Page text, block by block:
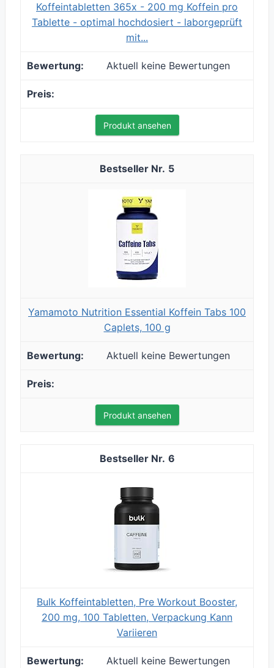
Koffeintabletten 365x - 200 mg Koffein pro
Tablette - optimal hochdosiert - laborgeprüft
mit...
Aktuell keine Bewertungen
Produkt ansehen
5
Yamamoto Nutrition Essential Koffein Tabs 100
Caplets, 100 g
Aktuell keine Bewertungen
Produkt ansehen
6
Bulk Koffeintabletten, Pre Workout Booster,
200 mg, 100 Tabletten, Verpackung Kann
Variieren
Aktuell keine Bewertungen